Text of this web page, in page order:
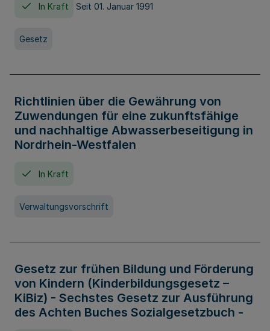
In Kraft Seit 01. Januar 1991
Gesetz
Richtlinien über die Gewährung von
Zuwendungen für eine zukunftsfähige
und nachhaltige Abwasserbeseitigung in
Nordrhein-Westfalen
In Kraft
Verwaltungsvorschrift
Gesetz zur frühen Bildung und Förderung
von Kindern (Kinderbildungsgesetz –
KiBiz) - Sechstes Gesetz zur Ausführung
des Achten Buches Sozialgesetzbuch -